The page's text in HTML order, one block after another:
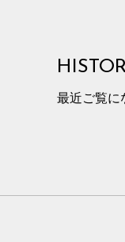
最近ご覧に